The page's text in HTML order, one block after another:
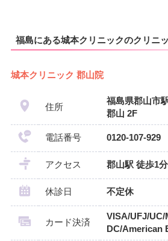
福島にある城本クリニックのクリニ
城本クリニック 郡山院
住所
福島県郡山市
郡山 2F
電話番号 0120-107-929
アクセス 郡山駅 徒歩1分
休診日 不定休
カード決済
VISA/UFJ/
DC/American